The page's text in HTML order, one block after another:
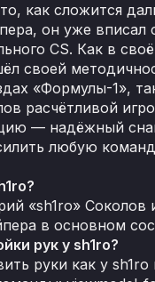
как сложится
он уже вписал
CS. Как в
своей
«Формулы-1»,
расчётливой
— надёжный
любую
«sh1ro» Соколов
в основном
рук у sh1ro?
руки как у